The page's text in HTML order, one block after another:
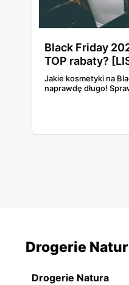
Black Friday
TOP rabaty?
Jakie kosmetyki na
naprawdę długo!
Drogerie
Drogerie Natura